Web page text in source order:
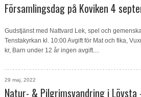
Församlingsdag på Koviken 4
Gudstjänst med Nattvard Lek, spel och
Tenstakyrkan kl. 10:00 Avgift för Mat och fika,
kr, Barn under 12 år ingen avgift....
29 maj, 2022
Natur- & Pilgrimsvandring i Lövsta